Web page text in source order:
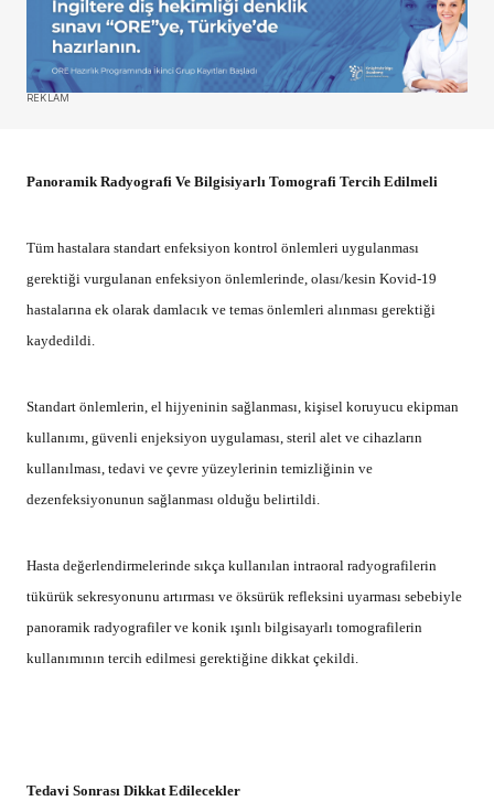
REKLAM
Panoramik Radyografi Ve Bilgisiyarlı Tomografi Tercih Edilmeli
Tüm hastalara standart enfeksiyon kontrol önlemleri uygulanması
gerektiği vurgulanan enfeksiyon önlemlerinde, olası/kesin Kovid-19
hastalarına ek olarak damlacık ve temas önlemleri alınması gerektiği
kaydedildi.
Standart önlemlerin, el hijyeninin sağlanması, kişisel koruyucu ekipman
kullanımı, güvenli enjeksiyon uygulaması, steril alet ve cihazların
kullanılması, tedavi ve çevre yüzeylerinin temizliğinin ve
dezenfeksiyonunun sağlanması olduğu belirtildi.
Hasta değerlendirmelerinde sıkça kullanılan intraoral radyografilerin
tükürük sekresyonunu artırması ve öksürük refleksini uyarması sebebiyle
panoramik radyografiler ve konik ışınlı bilgisayarlı tomografilerin
kullanımının tercih edilmesi gerektiğine dikkat çekildi.
Tedavi Sonrası Dikkat Edilecekler